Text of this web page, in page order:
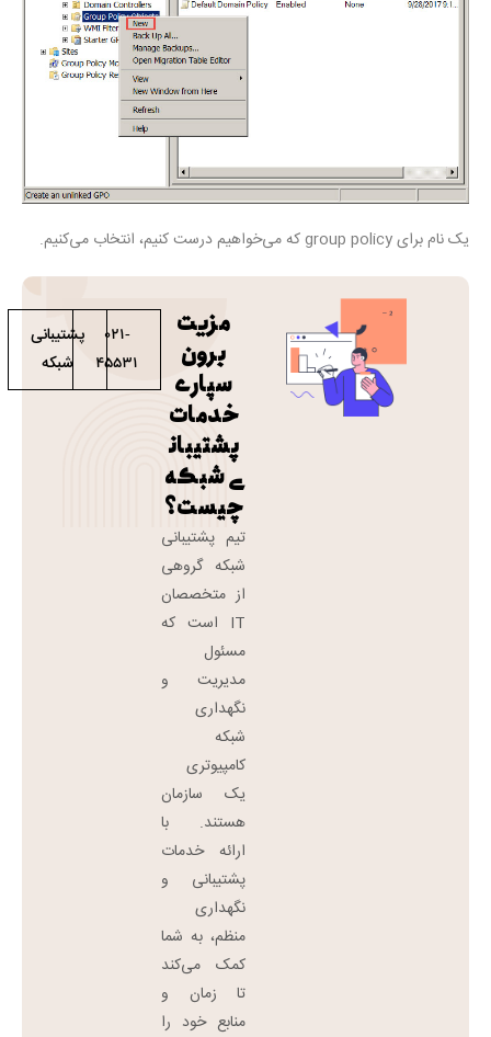
یک نام برای group policy که می‌خواهیم درست کنیم، انتخاب می‌کنیم.
مزیت
برون
سپاری
خدمات
پشتیبان
ی شبکه
چیست؟
تیم پشتیبانی
شبکه گروهی
از متخصصان
IT است که
مسئول
مدیریت و
نگهداری
شبکه
کامپیوتری
یک سازمان
هستند. با
ارائه خدمات
پشتیبانی و
نگهداری
منظم، به شما
کمک می‌کند
تا زمان و
منابع خود را
021-
45531
پشتیبانی
شبکه